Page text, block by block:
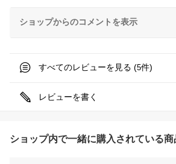
ショップからのコメントを表示
すべてのレビューを見る (5件)
レビューを書く
ショップ内で一緒に購入されている商